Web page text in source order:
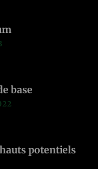
base
hauts potentiels